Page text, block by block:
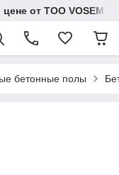
от ТОО VOSEM
бетонные полы